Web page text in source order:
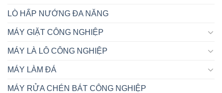
LÒ HẤP NƯỚNG ĐA NĂNG
MÁY GIẶT CÔNG NGHIỆP
MÁY LÀ LÔ CÔNG NGHIỆP
MÁY LÀM ĐÁ
MÁY RỬA CHÉN BÁT CÔNG NGHIỆP